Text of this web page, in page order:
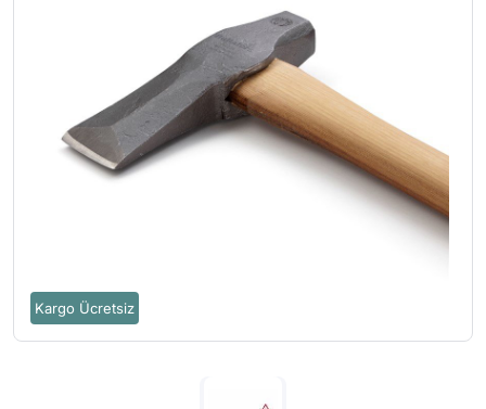
Kargo Ücretsiz